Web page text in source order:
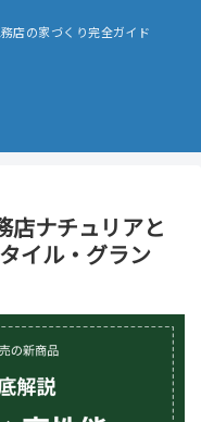
店の家づくり完全ガイド
店ナチュリアと
イル・グラン